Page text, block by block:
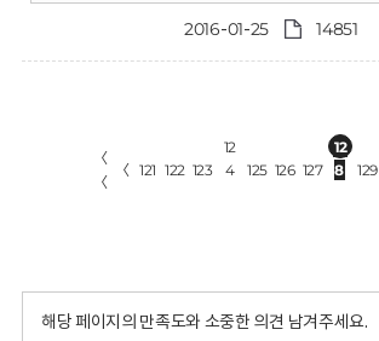
2016-01-25 14851
〈
〈
〈 121 122 123
12
4
125 126 127
12
8
129
해당 페이지의 만족도와 소중한 의견 남겨주세요.